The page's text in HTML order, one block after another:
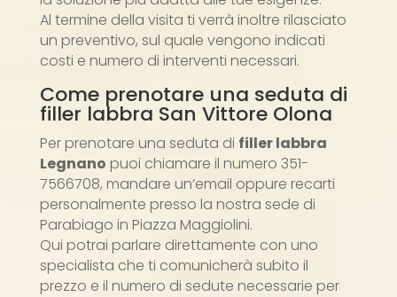
Al termine della visita ti verrà inoltre rilasciato
un preventivo, sul quale vengono indicati
costi e numero di interventi necessari.
Come prenotare una seduta di
filler labbra San Vittore Olona
Per prenotare una seduta di filler labbra
Legnano puoi chiamare il numero 351-
7566708, mandare un’email oppure recarti
personalmente presso la nostra sede di
Parabiago in Piazza Maggiolini.
Qui potrai parlare direttamente con uno
specialista che ti comunicherà subito il
prezzo e il numero di sedute necessarie per